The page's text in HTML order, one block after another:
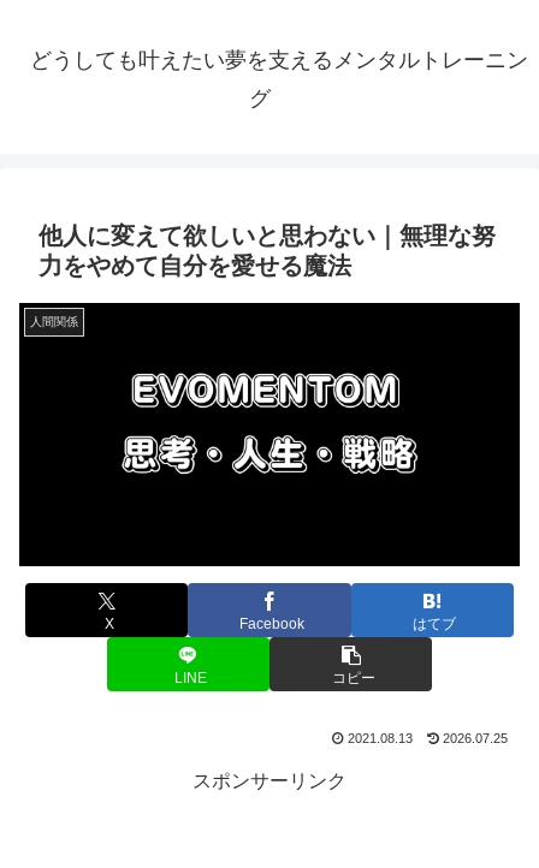
どうしても叶えたい夢を支えるメンタルトレーニン
グ
他人に変えて欲しいと思わない｜無理な努
力をやめて自分を愛せる魔法
人間関係
X Facebook はてブ
LINE コピー
2021.08.13 2026.07.25
スポンサーリンク